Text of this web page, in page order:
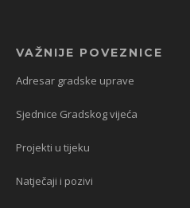
VAŽNIJE POVEZNICE
Adresar gradske uprave
Sjednice Gradskog vijeća
Projekti u tijeku
Natječaji i pozivi